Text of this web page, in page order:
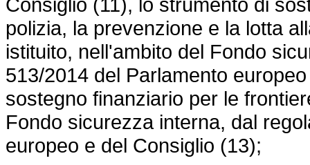
polizia, la prevenzione e la lotta
istituito, nell'ambito del Fondo
513/2014 del Parlamento
sostegno finanziario per le
Fondo sicurezza interna, dal
europeo e del Consiglio (13);